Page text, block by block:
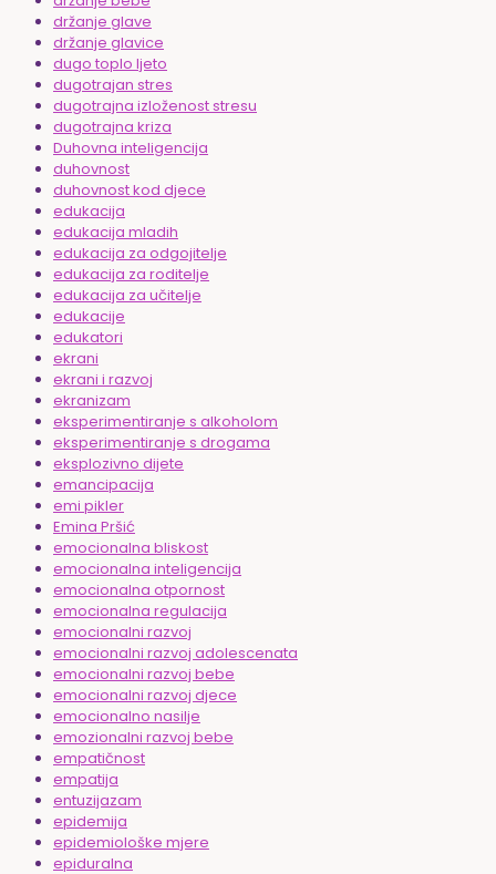
držanje glave
držanje glavice
dugo toplo ljeto
dugotrajan stres
dugotrajna izloženost stresu
dugotrajna kriza
Duhovna inteligencija
duhovnost
duhovnost kod djece
edukacija
edukacija mladih
edukacija za odgojitelje
edukacija za roditelje
edukacija za učitelje
edukacije
edukatori
ekrani
ekrani i razvoj
ekranizam
eksperimentiranje s alkoholom
eksperimentiranje s drogama
eksplozivno dijete
emancipacija
emi pikler
Emina Pršić
emocionalna bliskost
emocionalna inteligencija
emocionalna otpornost
emocionalna regulacija
emocionalni razvoj
emocionalni razvoj adolescenata
emocionalni razvoj bebe
emocionalni razvoj djece
emocionalno nasilje
emozionalni razvoj bebe
empatičnost
empatija
entuzijazam
epidemija
epidemiološke mjere
epiduralna